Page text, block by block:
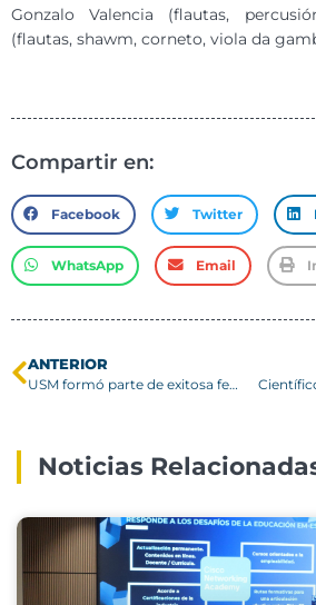
Gonzalo Valencia (flautas,
(flautas, shawm, corneto, viola da
Compartir en:
Facebook Twitter
WhatsApp Email
ANTERIOR
USM formó parte de exitosa feria PACE en la Región Metropolitana
Noticias